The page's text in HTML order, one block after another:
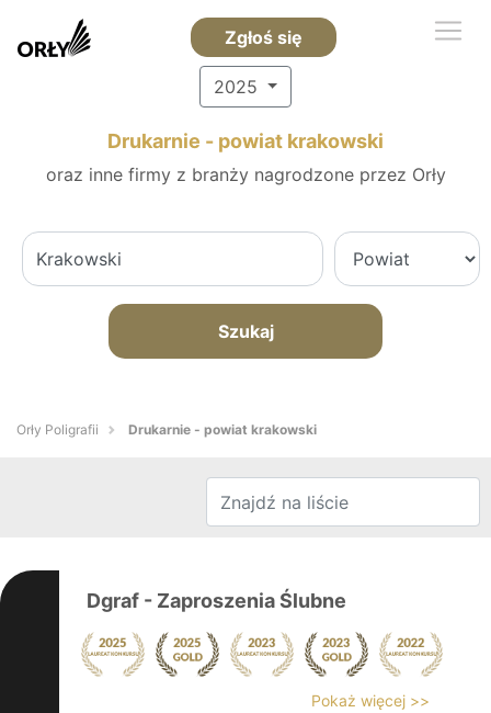
Zgłoś się
2025
Drukarnie - powiat krakowski
oraz inne firmy z branży nagrodzone przez Orły
Szukaj
Orły Poligrafii Drukarnie - powiat krakowski
Dgraf - Zaproszenia Ślubne
Pokaż więcej >>